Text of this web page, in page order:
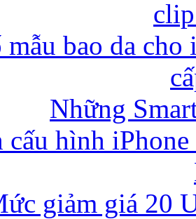
bao da
Những
cấu hình
giảm giá 20